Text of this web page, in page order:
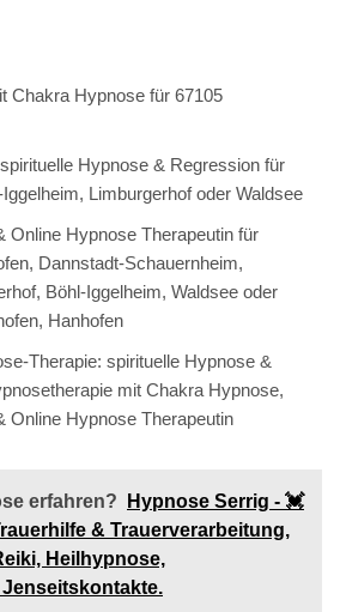
Chakra Hypnose für 67105
Hypnose & Regression für
Limburgerhof oder Waldsee
Online Hypnose Therapeutin für
Dannstadt-Schauernheim,
Böhl-Iggelheim, Waldsee oder
Hanhofen
Therapie: spirituelle Hypnose &
mit Chakra Hypnose,
Online Hypnose Therapeutin
erfahren?
Hypnose Serrig - 💓️
& Trauerverarbeitung,
Heilhypnose,